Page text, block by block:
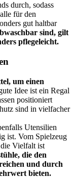
durch, sodass
für den
gut haltbar
sind, gilt
pflegeleicht.
um einen
Idee ist ein Regal
positioniert
sind in vielfacher
Utensilien
ist. Vom Spielzeug
Vielfalt ist
die den
und durch
bieten.